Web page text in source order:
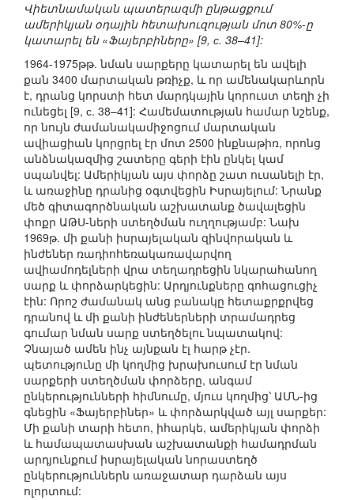
Վիետնամական պատերազմի ընթացքում
ամերիկյան օդային հետախուզության մոտ 80%-ը
կատարել են «Ֆայերբիները» [9, с. 38–41]:
1964-1975թթ. նման սարքերը կատարել են ավելի
քան 3400 մարտական թռիչք, և որ ամենակարևորն
է, դրանց կորստի հետ մարդկային կորուստ տեղի չի
ունեցել [9, с. 38–41]: Համեմատության համար նշենք,
որ նույն ժամանակամիջոցում մարտական
ավիացիան կորցրել էր մոտ 2500 ինքնաթիռ, որոնց
անձնակազմից շատերը գերի էին ընկել կամ
սպանվել: Ամերիկյան այս փորձը շատ ուսանելի էր,
և առաջինը դրանից օգտվեցին Իսրայելում: Նրանք
մեծ գիտագործնական աշխատանք ծավալեցին
փոքր ԱԹՍ-ների ստեղծման ուղղությամբ: Նախ
1969թ. մի քանի իսրայելական զինվորական և
ինժեներ ռադիոհեռակառավարվող
ավիամոդելների վրա տեղադրեցին նկարահանող
սարք և փորձարկեցին: Արդյունքները գոհացուցիչ
էին: Որոշ ժամանակ անց բանակը հետաքրքրվեց
դրանով և մի քանի ինժեներների տրամադրեց
գումար նման սարք ստեղծելու նպատակով:
Չնայած ամեն ինչ այնքան էլ հարթ չէր.
պետությունը մի կողմից խրախուսում էր նման
սարքերի ստեղծման փորձերը, անգամ
ընկերությունների հիմնումը, մյուս կողմից՝ ԱՄՆ-ից
գնեցին «Ֆայերբիներ» և փորձարկված այլ սարքեր:
Մի քանի տարի հետո, իհարկե, ամերիկյան փորձի
և համապատասխան աշխատանքի համադրման
արդյունքում իսրայելական նորաստեղծ
ընկերություններն առաջատար դարձան այս
ոլորտում: